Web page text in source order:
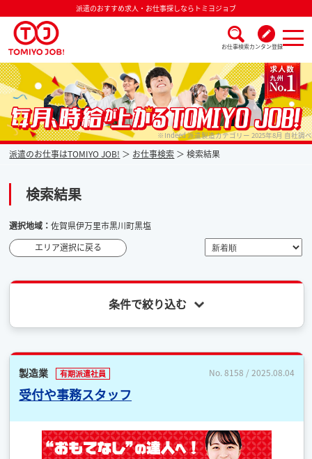
派遣のおすすめ求人・お仕事探しならトミヨジョブ
お仕事検索カンタン登録
派遣なら毎月時給が上がるトミヨジョブ ※Indeed 派遣製造カテゴリー 2025年8月 自社調べ
派遣のお仕事はTOMIYO JOB! お仕事検索 検索結果
検索結果
選択地域：佐賀県伊万里市黒川町黒塩
エリア選択に戻る
条件で絞り込む
製造業 有期派遣社員 No. 8158 / 2025.08.04
受付や事務スタッフ